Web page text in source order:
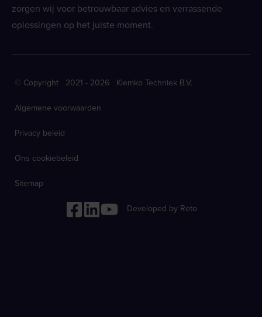
zorgen wij voor betrouwbaar advies en verrassende
oplossingen op het juiste moment.
© Copyright 2021 - 2026 Klemko Techniek B.V.
Algemene voorwaarden
Privacy beleid
Ons cookiebeleid
Sitemap
Developed by Reto